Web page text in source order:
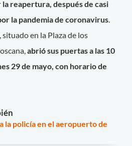
reapertura, después de casi
la pandemia de coronavirus
en la Plaza de los
abrió sus puertas a las 10
29 de mayo, con horario de
la policía en el aeropuerto de